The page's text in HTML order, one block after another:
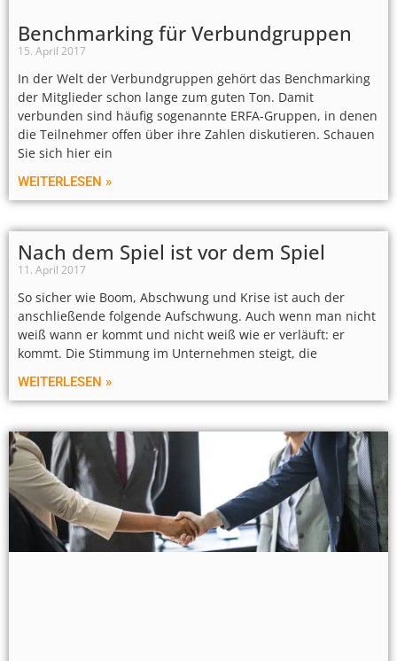
Benchmarking für Verbundgruppen
15. April 2017
In der Welt der Verbundgruppen gehört das Benchmarking
der Mitglieder schon lange zum guten Ton. Damit
verbunden sind häufig sogenannte ERFA-Gruppen, in denen
die Teilnehmer offen über ihre Zahlen diskutieren. Schauen
Sie sich hier ein
WEITERLESEN »
Nach dem Spiel ist vor dem Spiel
11. April 2017
So sicher wie Boom, Abschwung und Krise ist auch der
anschließende folgende Aufschwung. Auch wenn man nicht
weiß wann er kommt und nicht weiß wie er verläuft: er
kommt. Die Stimmung im Unternehmen steigt, die
WEITERLESEN »